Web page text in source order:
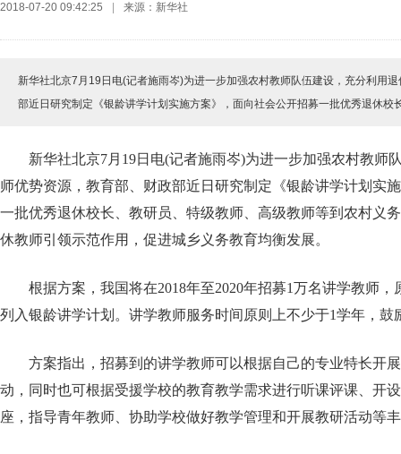
2018-07-20 09:42:25 来源：新华社
新华社北京7月19日电(记者施雨岑)为进一步加强农村教师队伍建设，充分利用
部近日研究制定《银龄讲学计划实施方案》，面向社会公开招募一批优秀退休校
新华社北京7月19日电(记者施雨岑)为进一步加强农村教师
师优势资源，教育部、财政部近日研究制定《银龄讲学计划实
一批优秀退休校长、教研员、特级教师、高级教师等到农村义
休教师引领示范作用，促进城乡义务教育均衡发展。
根据方案，我国将在2018年至2020年招募1万名讲学教师
列入银龄讲学计划。讲学教师服务时间原则上不少于1学年，鼓
方案指出，招募到的讲学教师可以根据自己的专业特长开
动，同时也可根据受援学校的教育教学需求进行听课评课、开
座，指导青年教师、协助学校做好教学管理和开展教研活动等